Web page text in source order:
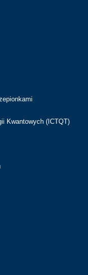
Kwantowych (ICTQT)